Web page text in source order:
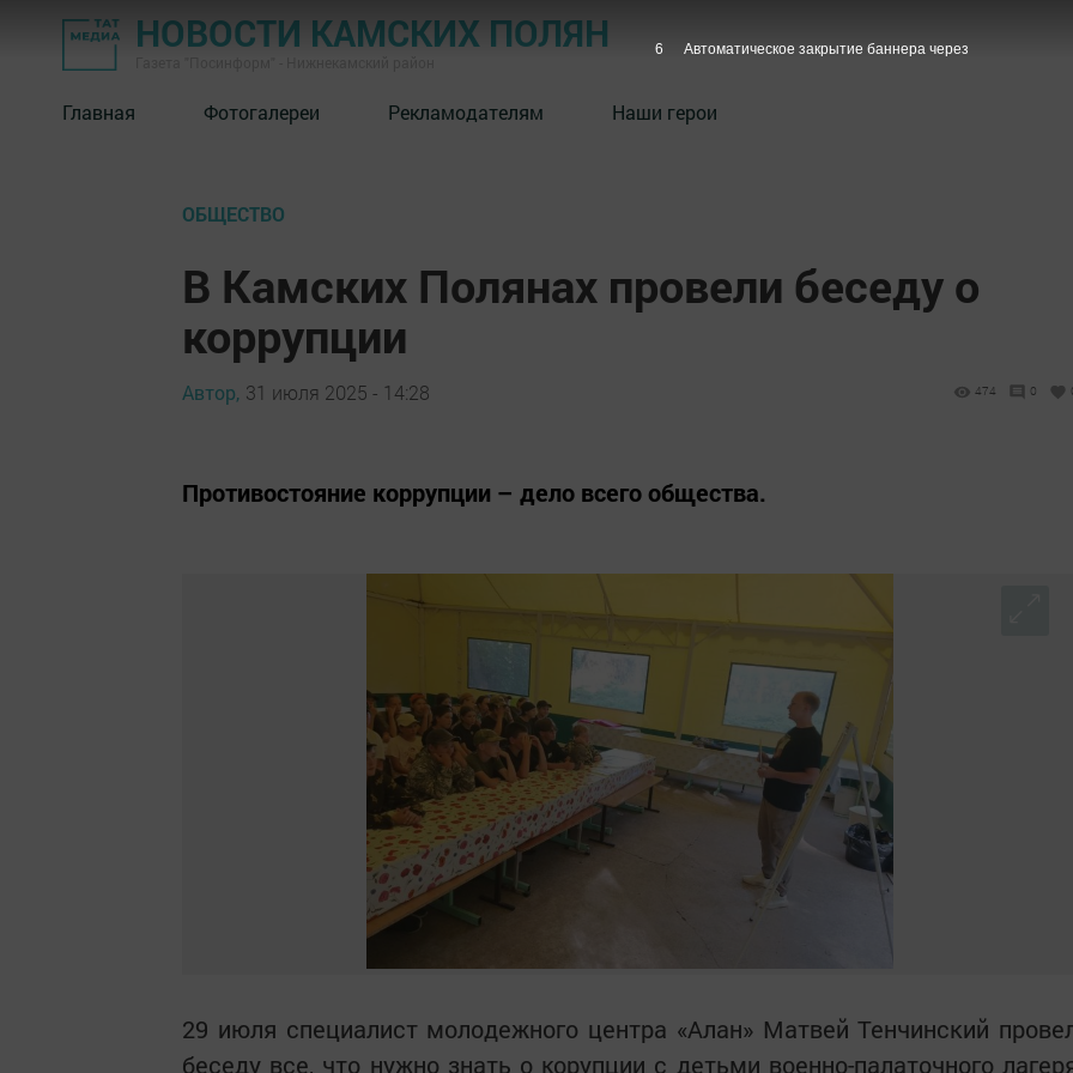
НОВОСТИ КАМСКИХ ПОЛЯН
Главная Фотогалереи Рекламодателям Наши герои
ОБЩЕСТВО
В Камских Полянах провели беседу о
коррупции
Автор, 31 июля 2025 - 14:28 474 0
Противостояние коррупции – дело всего общества.
29 июля специалист молодежного центра «Алан» Матвей Тенчинский
беседу все, что нужно знать о корупции с детьми военно-палаточного
5 Автоматическое закрытие баннера через